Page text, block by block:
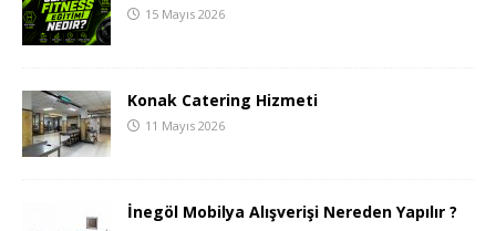
15 Mayıs 2026
Konak Catering Hizmeti
11 Mayıs 2026
İnegöl Mobilya Alışverişi Nereden Yapılır ?